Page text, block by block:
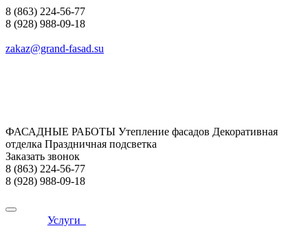
8 (863) 224-56-77
8 (928) 988-09-18
zakaz@grand-fasad.su
ФАСАДНЫЕ РАБОТЫ Утепление фасадов Декоративная
отделка Праздничная подсветка
Заказать звонок
8 (863) 224-56-77
8 (928) 988-09-18
Услуги